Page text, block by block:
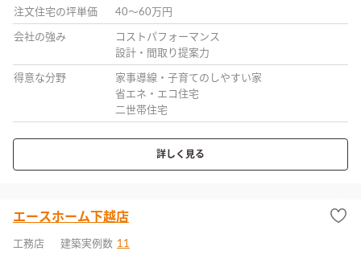
注文住宅の坪単価 40〜60万円
会社の強み
コストパフォーマンス
設計・間取り提案力
得意な分野
家事導線・子育てのしやすい家
省エネ・エコ住宅
二世帯住宅
詳しく見る
エースホーム下越店
工務店 建築実例数 11